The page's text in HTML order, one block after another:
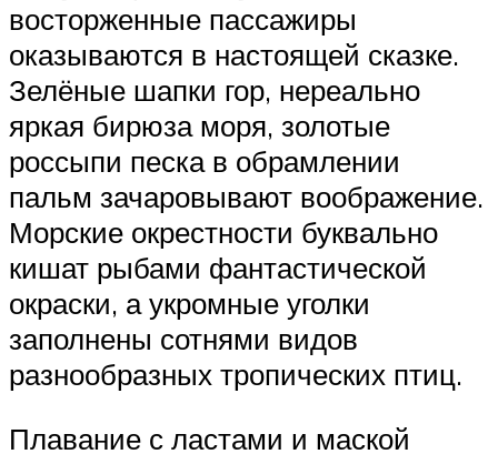
восторженные пассажиры
оказываются в настоящей сказке.
Зелёные шапки гор, нереально
яркая бирюза моря, золотые
россыпи песка в обрамлении
пальм зачаровывают воображение.
Морские окрестности буквально
кишат рыбами фантастической
окраски, а укромные уголки
заполнены сотнями видов
разнообразных тропических птиц.
Плавание с ластами и маской